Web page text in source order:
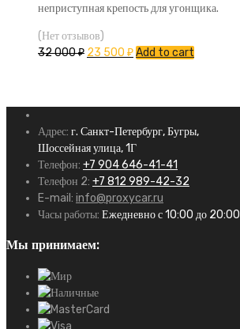
неприступная крепость для угонщика.
(Нет отзывов)
32 000₽ 23 500 ₽Add to cart
Адрес: г. Санкт-Петербург, Бугры,
Шоссейная улица, 1Г
Телефон: +7 904 646-41-41
Телефон 2: +7 812 989-42-32
E-mail: info@proxycar.ru
Часы работы: Ежедневно с 10:00 до 20:00
Мы принимаем: